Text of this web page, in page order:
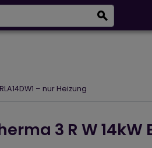
+43 664 356
– nur Heizung
3 R W 14kW